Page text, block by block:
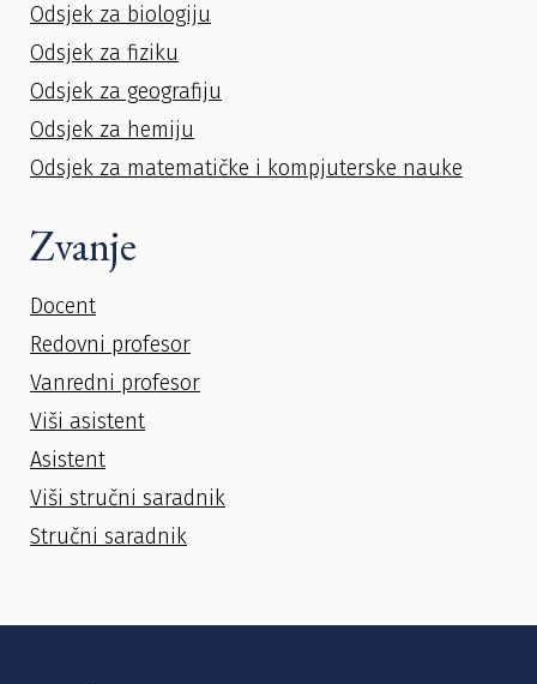
Odsjek za biologiju
Odsjek za fiziku
Odsjek za geografiju
Odsjek za hemiju
Odsjek za matematičke i kompjuterske nauke
Zvanje
Docent
Redovni profesor
Vanredni profesor
Viši asistent
Asistent
Viši stručni saradnik
Stručni saradnik